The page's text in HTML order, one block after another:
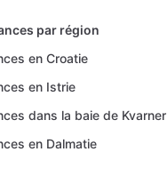
par région
en Croatie
en Istrie
dans la baie de Kvarner
en Dalmatie